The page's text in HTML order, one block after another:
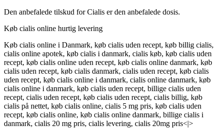
Den anbefalede tilskud for Cialis er den anbefalede dosis.
Køb cialis online hurtig levering
Køb cialis online i Danmark, køb cialis uden recept, køb billig cialis,
cialis online apotek, køb cialis i danmark, cialis køb, køb cialis uden
recept, køb cialis online uden recept, køb cialis online danmark, køb
cialis uden recept, køb cialis danmark, cialis uden recept, køb cialis
uden recept, køb cialis online i danmark, cialis online danmark, køb
cialis online i danmark, køb cialis uden recept, billige cialis uden
recept, cialis uden recept, køb cialis uden recept, cialis billig, køb
cialis på nettet, køb cialis online, cialis 5 mg pris, køb cialis uden
recept, køb cialis online, køb cialis online danmark, billige cialis i
danmark, cialis 20 mg pris, cialis levering, cialis 20mg pris<|>